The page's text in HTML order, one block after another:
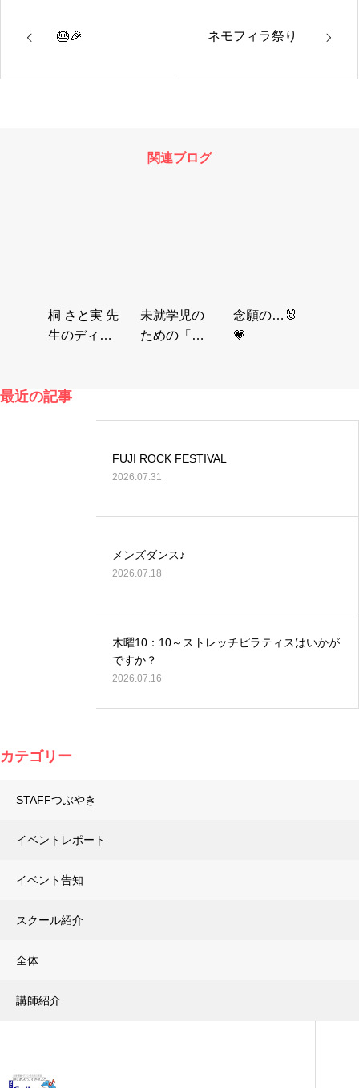
🎂🎉 ネモフィラ祭り
関連ブログ
桐 さと実 先
生のディナ
きまし…
未就学児の
ための「お
念願の…🐰
💗
最近の記事
FUJI ROCK FESTIVAL
2026.07.31
メンズダンス♪
2026.07.18
木曜10：10～ストレッチピラティスはいかが
ですか？
2026.07.16
カテゴリー
STAFFつぶやき
イベントレポート
イベント告知
スクール紹介
全体
講師紹介